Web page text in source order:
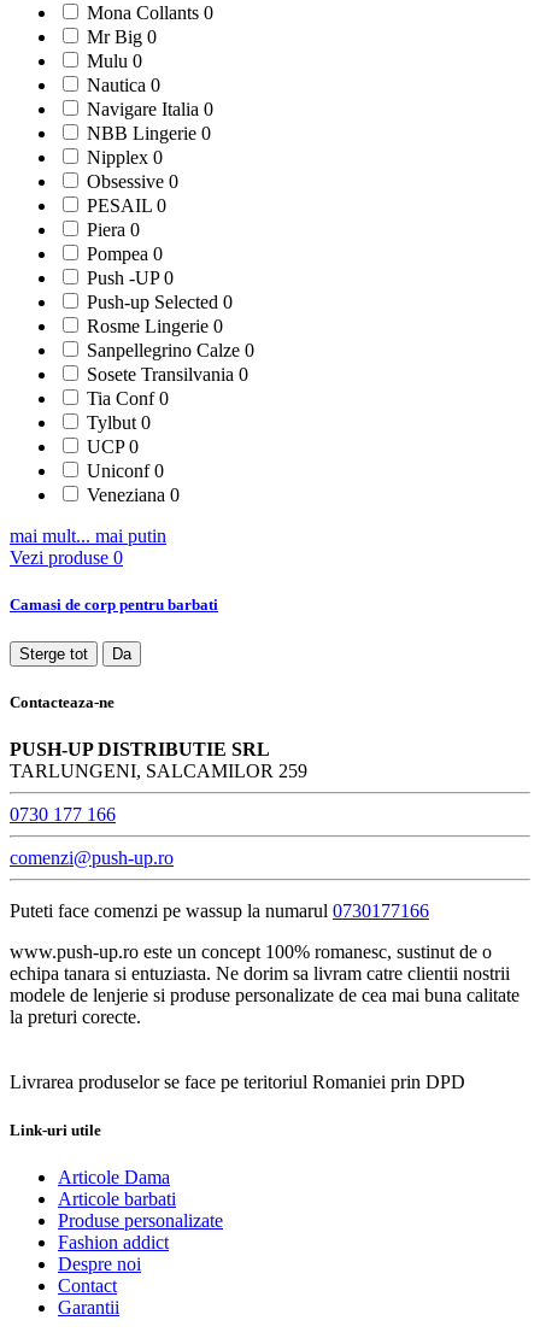
Mona Collants 0
Mr Big 0
Mulu 0
Nautica 0
Navigare Italia 0
NBB Lingerie 0
Nipplex 0
Obsessive 0
PESAIL 0
Piera 0
Pompea 0
Push -UP 0
Push-up Selected 0
Rosme Lingerie 0
Sanpellegrino Calze 0
Sosete Transilvania 0
Tia Conf 0
Tylbut 0
UCP 0
Uniconf 0
Veneziana 0
mai mult... mai putin
Vezi produse 0
Camasi de corp pentru barbati
Sterge tot Da
Contacteaza-ne
PUSH-UP DISTRIBUTIE SRL
TARLUNGENI, SALCAMILOR 259
0730 177 166
comenzi@push-up.ro
Puteti face comenzi pe wassup la numarul 0730177166
www.push-up.ro este un concept 100% romanesc, sustinut de o
echipa tanara si entuziasta. Ne dorim sa livram catre clientii nostrii
modele de lenjerie si produse personalizate de cea mai buna calitate
la preturi corecte.
Livrarea produselor se face pe teritoriul Romaniei prin DPD
Link-uri utile
Articole Dama
Articole barbati
Produse personalizate
Fashion addict
Despre noi
Contact
Garantii